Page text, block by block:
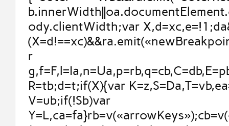
ody.clientWidth;var
r
R=tb;d=t;if(X){var
V=ub;if(!Sb)var